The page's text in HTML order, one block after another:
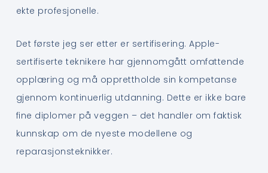
ekte profesjonelle.
Det første jeg ser etter er sertifisering. Apple-
sertifiserte teknikere har gjennomgått omfattende
opplæring og må opprettholde sin kompetanse
gjennom kontinuerlig utdanning. Dette er ikke bare
fine diplomer på veggen – det handler om faktisk
kunnskap om de nyeste modellene og
reparasjonsteknikker.